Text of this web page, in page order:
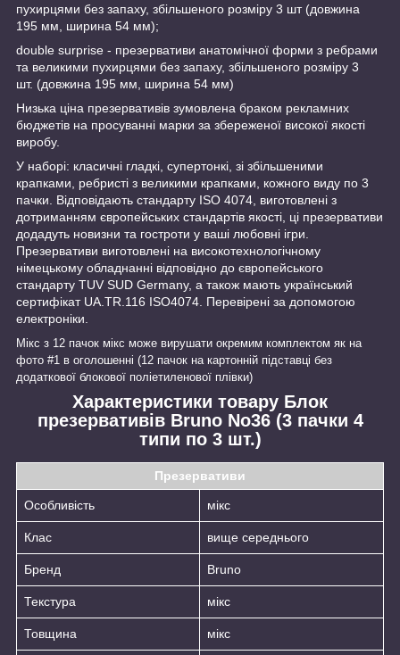
пухирцями без запаху, збільшеного розміру 3 шт (довжина
195 мм, ширина 54 мм);
double surprise - презервативи анатомічної форми з ребрами
та великими пухирцями без запаху, збільшеного розміру 3
шт. (довжина 195 мм, ширина 54 мм)
Низька ціна презервативів зумовлена браком рекламних
бюджетів на просуванні марки за збереженої високої якості
виробу.
У наборі: класичні гладкі, супертонкі, зі збільшеними
крапками, ребристі з великими крапками, кожного виду по 3
пачки. Відповідають стандарту ISO 4074, виготовлені з
дотриманням європейських стандартів якості, ці презервативи
додадуть новизни та гостроти у ваші любовні ігри.
Презервативи виготовлені на високотехнологічному
німецькому обладнанні відповідно до європейського
стандарту TUV SUD Germany, а також мають український
сертифікат UA.TR.116 ISO4074. Перевірені за допомогою
електроніки.
Мікс з 12 пачок мікс може вирушати окремим комплектом як на
фото #1 в оголошенні (12 пачок на картонній підставці без
додаткової блокової поліетиленової плівки)
Характеристики товару Блок
презервативів Bruno No36 (3 пачки 4
типи по 3 шт.)
Презервативи
Особливість мікс
Клас вище середнього
Бренд Bruno
Текстура мікс
Товщина мікс